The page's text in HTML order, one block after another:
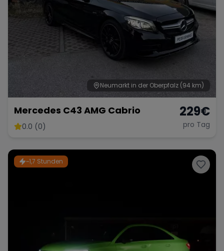
Neumarkt in der Oberpfalz (94 km)
Mercedes C43 AMG Cabrio
0.0 (0)
229€
pro Tag
~1,7 Stunden